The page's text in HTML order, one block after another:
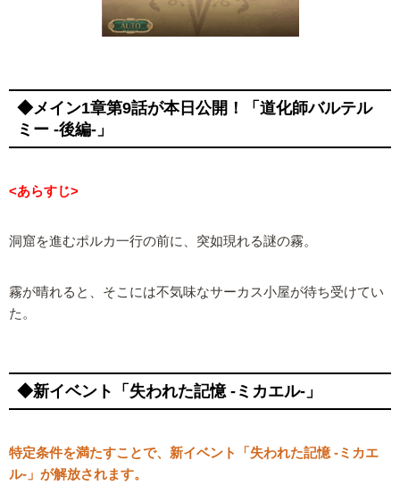
◆メイン1章第9話が本日公開！「道化師バルテル
ミー -後編-」
<あらすじ>
洞窟を進むポルカ一行の前に、突如現れる謎の霧。
霧が晴れると、そこには不気味なサーカス小屋が待ち受けてい
た。
◆新イベント「失われた記憶 -ミカエル-」
特定条件を満たすことで、新イベント「失われた記憶 -ミカエ
ル-」が解放されます。